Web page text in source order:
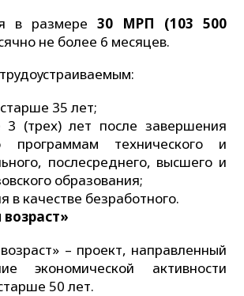
в размере 30 МРП (103 500
не более 6 месяцев.
35 лет;
3 (трех) лет после завершения
программам технического и
послесреднего, высшего и
образования;
в качестве безработного.
– проект, направленный
экономической активности
50 лет.